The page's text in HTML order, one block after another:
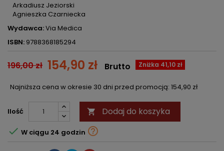
Arkadiusz Jeziorski
Agnieszka Czarniecka
Wydawca:Via Medica
ISBN: 9788368185294
196,00 zł 154,90 zł Zniżka 41,10 zł
Brutto
Najniższa cena w okresie 30 dni przed promocją: 154,90 zł
Ilość  Dodaj do koszyka
 W ciągu 24 godzin 